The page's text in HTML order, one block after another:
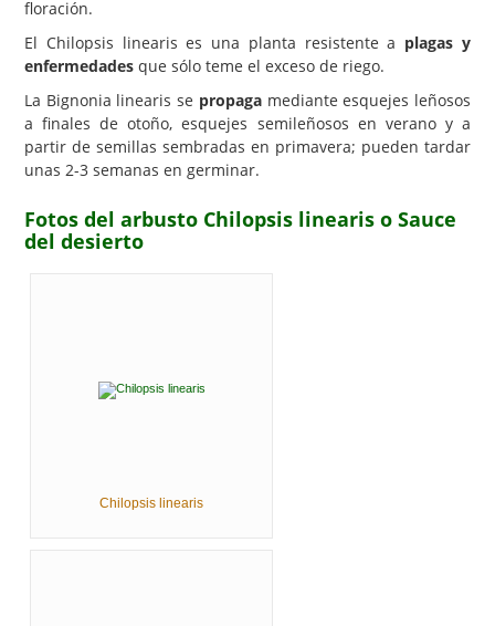
floración.
El Chilopsis linearis es una planta resistente a plagas y
enfermedades que sólo teme el exceso de riego.
La Bignonia linearis se propagamediante esquejes leñosos
a finales de otoño, esquejes semileñosos en verano y a
partir de semillas sembradas en primavera; pueden tardar
unas 2-3 semanas en germinar.
Fotos del arbusto Chilopsis linearis o Sauce
del desierto
Chilopsis linearis